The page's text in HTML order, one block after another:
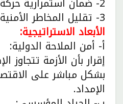
3- تقليل المخاطر الأمنية .
الأبعاد الاستراتيجية:
أ- أمن الملاحة الدولية:
إقرار بأن الأزمة تتجاوز
بشكل مباشر على
الإمداد.